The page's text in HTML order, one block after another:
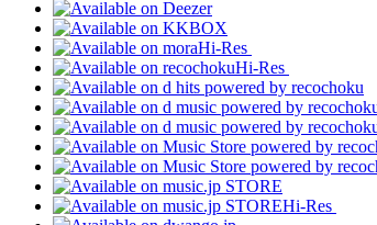
Hi-Res
Hi-Res
Hi-Res